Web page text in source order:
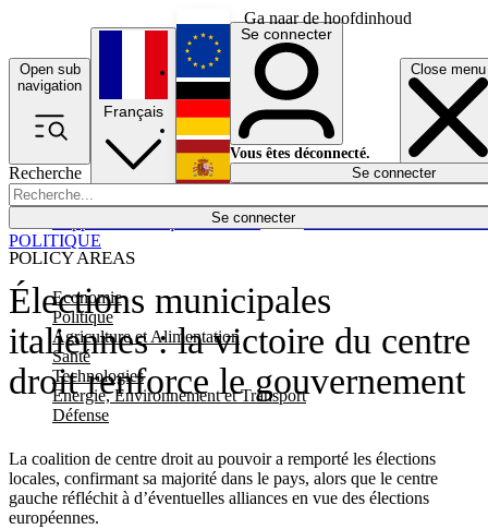
Ga naar de hoofdinhoud
Open sub
navigation
Close menu
Recherche
Se connecter
POLICY AREAS
Economie
Politique
Agriculture et Alimentation
Santé
Technologies
Energie, Environnement et Transport
Défense
Économie
Français
English
Deutsch
Español
Se connecter
Vous êtes déconnecté.
Se connecter
Élections municipales
italiennes : la victoire du centre
droit renforce le gouvernement
La coalition de centre droit au pouvoir a remporté les élections
locales, confirmant sa majorité dans le pays, alors que le centre
gauche réfléchit à d’éventuelles alliances en vue des élections
européennes.
POLITIQUE